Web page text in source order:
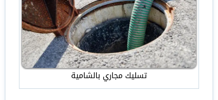
تسليك مجاري بالشامية